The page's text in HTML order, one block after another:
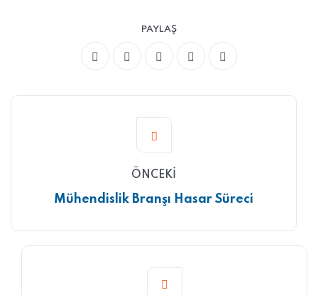
PAYLAŞ
ÖNCEKI
Mühendislik Branşı Hasar Süreci